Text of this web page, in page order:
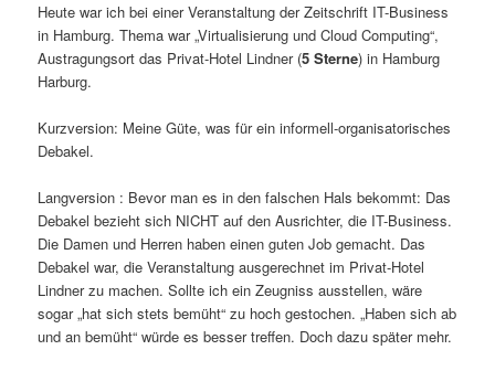
Heute war ich bei einer Veranstaltung der Zeitschrift IT-Business
in Hamburg. Thema war „Virtualisierung und Cloud Computing“,
Austragungsort das Privat-Hotel Lindner (5 Sterne) in Hamburg
Harburg.
Kurzversion: Meine Güte, was für ein informell-organisatorisches
Debakel.
Langversion : Bevor man es in den falschen Hals bekommt: Das
Debakel bezieht sich NICHT auf den Ausrichter, die IT-Business.
Die Damen und Herren haben einen guten Job gemacht. Das
Debakel war, die Veranstaltung ausgerechnet im Privat-Hotel
Lindner zu machen. Sollte ich ein Zeugniss ausstellen, wäre
sogar „hat sich stets bemüht“ zu hoch gestochen. „Haben sich ab
und an bemüht“ würde es besser treffen. Doch dazu später mehr.